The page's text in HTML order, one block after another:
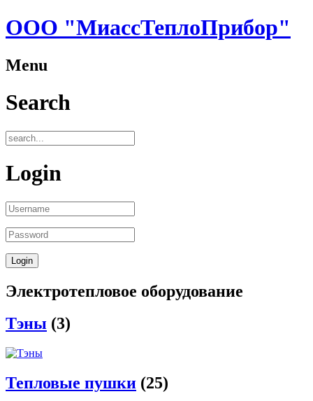
ООО "МиассТеплоПрибор"
Menu
Search
Login
Электротепловое оборудование
Тэны (3)
Тепловые пушки (25)